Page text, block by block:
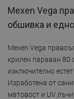
Mexen Vega
обшивка и
Mexen Vega
крилен параван 80
изключително
Изработена от
матовост и UV